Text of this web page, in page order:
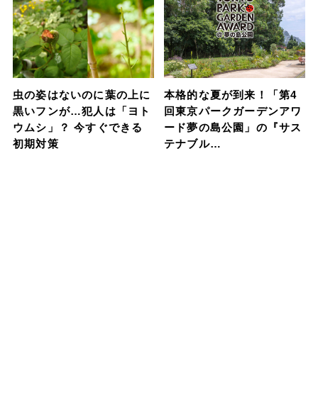
虫の姿はないのに葉の上に
黒いフンが…犯人は「ヨト
ウムシ」？ 今すぐできる
初期対策
本格的な夏が到来！「第4
回東京パークガーデンアワ
ード夢の島公園」の『サス
テナブル…